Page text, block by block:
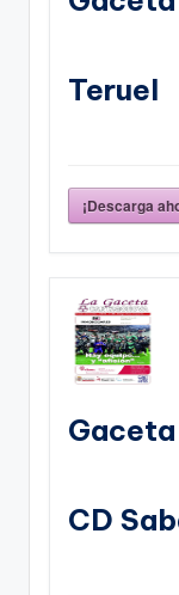
Teruel
¡Descarga
CD